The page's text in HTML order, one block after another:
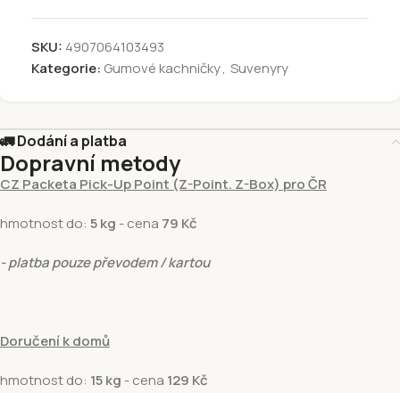
SKU: 4907064103493
Kategorie: Gumové kachničky, Suvenyry
🚛 Dodání a platba
Dopravní metody
CZ Packeta Pick-Up Point (Z-Point. Z-Box) pro ČR
hmotnost do: 5 kg - cena 79 Kč
- platba pouze převodem / kartou
Doručení k domů
hmotnost do: 15 kg - cena 129 Kč